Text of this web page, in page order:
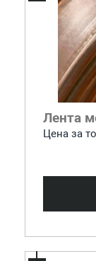
Лента
Цена за